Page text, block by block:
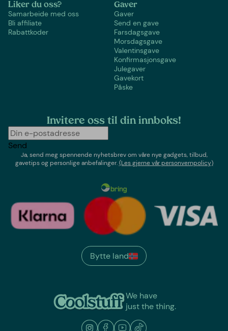
Liker du oss?
Samarbeide med oss
Bli affiliate
Rabattkoder
Gaver
Gaver
Send en gave
Farsdagsgave
Morsdagsgave
Valentinsgave
Konfirmasjonsgave
Julegaver
Gavekort
Påske
Invitere oss til din innboks!
Send
Ja, send meg spennende nyhetsbrev om våre nye gadgets, tilbud,
gavetips og personlige anbefalinger.(Les gjerne vår personvernpolicy)
We have
just the thing.
Bytte land